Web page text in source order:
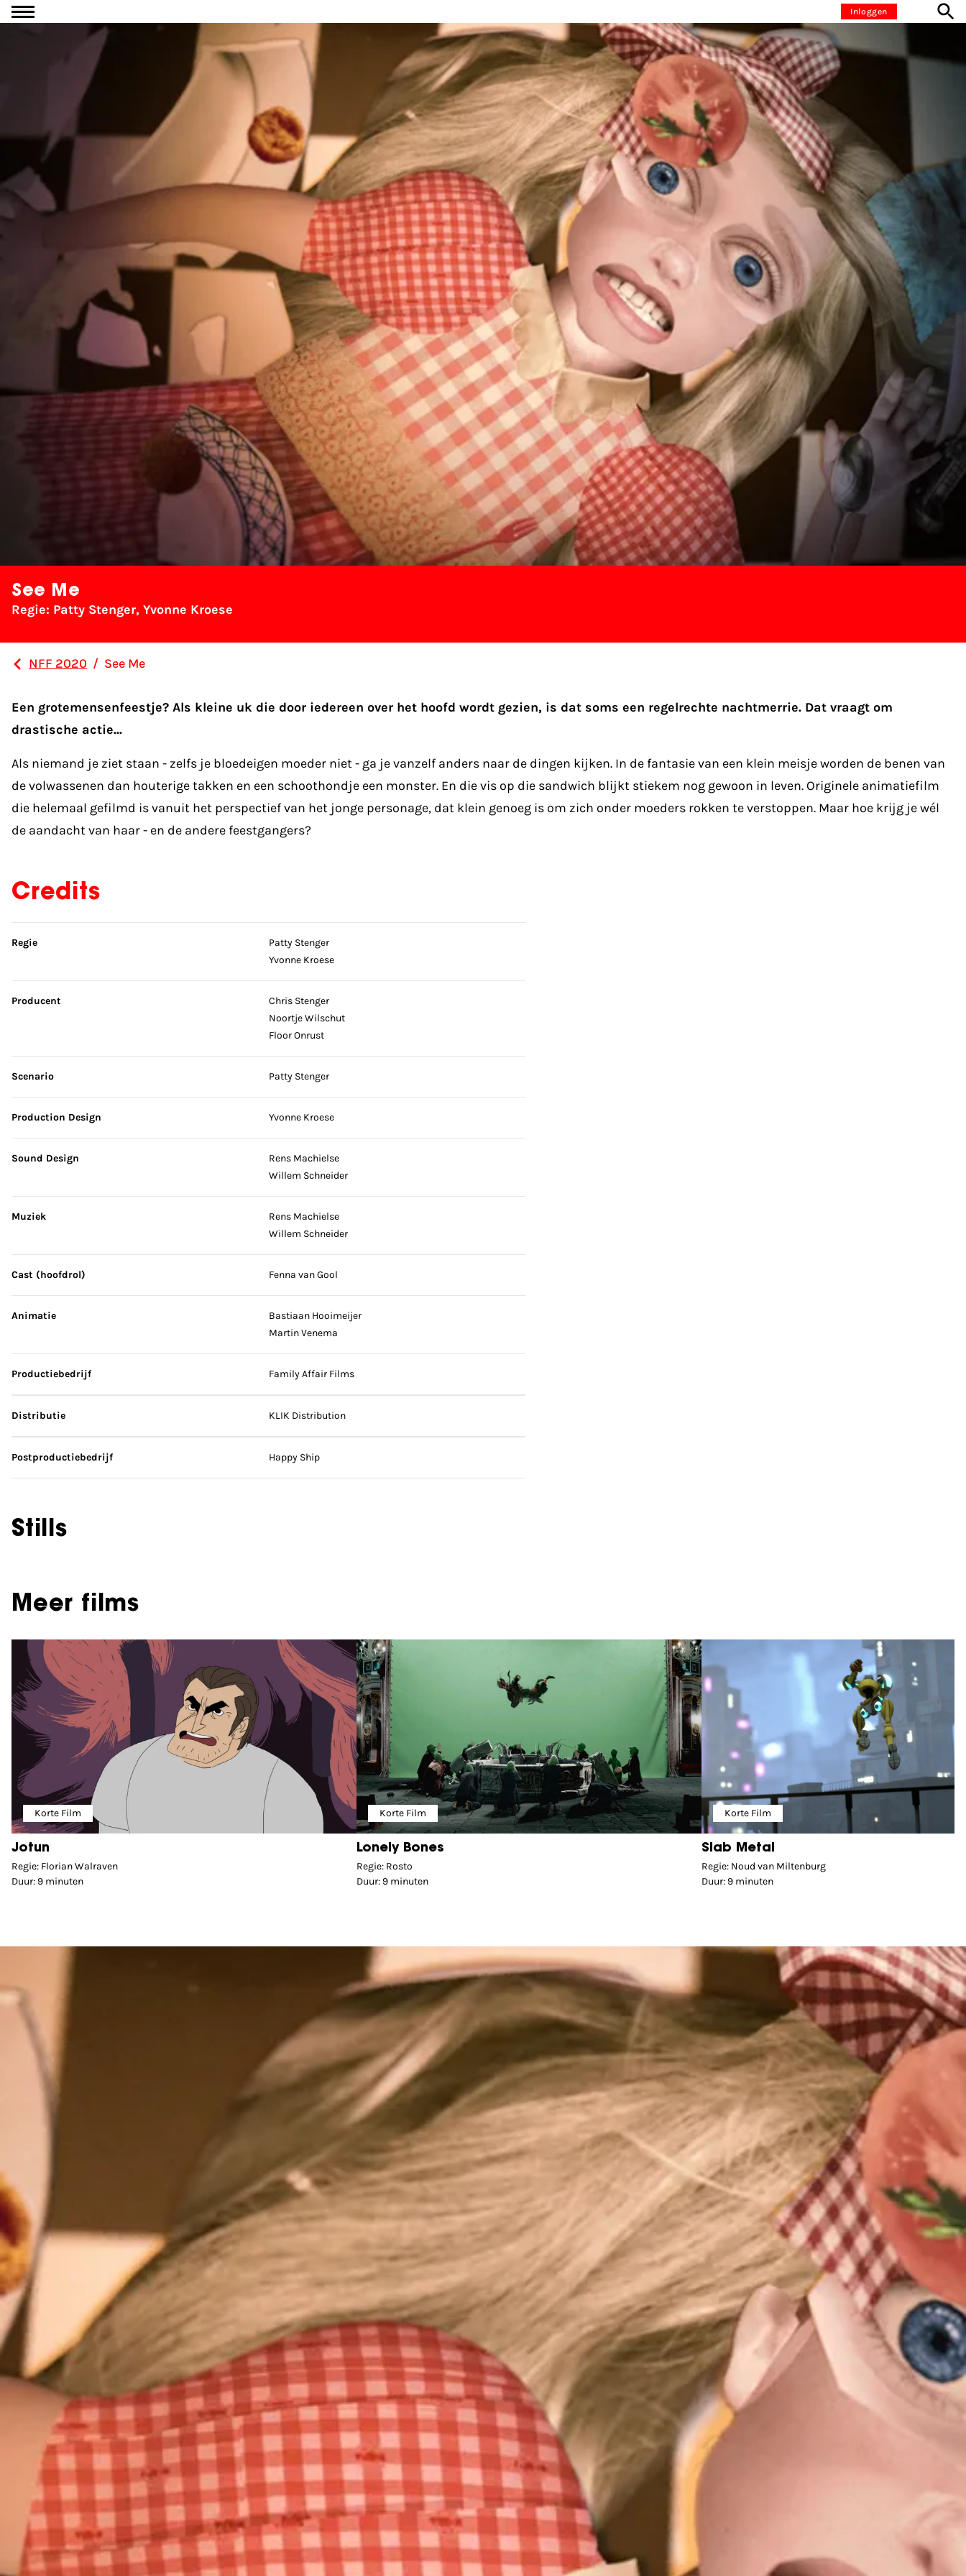
Ga naar inhoud Inloggen
See Me
Regie: Patty Stenger, Yvonne Kroese
NFF 2020 / See Me
Een grotemensenfeestje? Als kleine uk die door iedereen over het hoofd wordt gezien, is dat soms een regelrechte nachtmerrie. Dat vraagt om
drastische actie...
Als niemand je ziet staan - zelfs je bloedeigen moeder niet - ga je vanzelf anders naar de dingen kijken. In de fantasie van een klein meisje worden de benen van
de volwassenen dan houterige takken en een schoothondje een monster. En die vis op die sandwich blijkt stiekem nog gewoon in leven. Originele animatiefilm
die helemaal gefilmd is vanuit het perspectief van het jonge personage, dat klein genoeg is om zich onder moeders rokken te verstoppen. Maar hoe krijg je wél
de aandacht van haar - en de andere feestgangers?
Credits
Sla credits over
Regie
Patty Stenger
Yvonne Kroese
Producent
Chris Stenger
Noortje Wilschut
Floor Onrust
Scenario Patty Stenger
Production Design Yvonne Kroese
Sound Design
Rens Machielse
Willem Schneider
Muziek
Rens Machielse
Willem Schneider
Cast (hoofdrol) Fenna van Gool
Animatie
Bastiaan Hooimeijer
Martin Venema
Productiebedrijf Family Affair Films
Distributie KLIK Distribution
Postproductiebedrijf Happy Ship
Stills
Meer films
Korte Film
Jotun
Regie: Florian Walraven
Duur: 9 minuten
Korte Film
Lonely Bones
Regie: Rosto
Duur: 9 minuten
Korte Film
Slab Metal
Regie: Noud van Miltenburg
Duur: 9 minuten